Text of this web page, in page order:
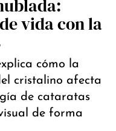
vida con la
cómo la
cristalino afecta
de cataratas
de forma